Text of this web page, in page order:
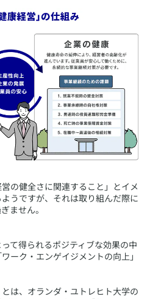
の健全さに関連すること」とイメ
うですが、それは取り組んだ際に
ません。
て得られるポジティブな効果の中
ーク・エンゲイジメントの向上」
は、オランダ・ユトレヒト大学の